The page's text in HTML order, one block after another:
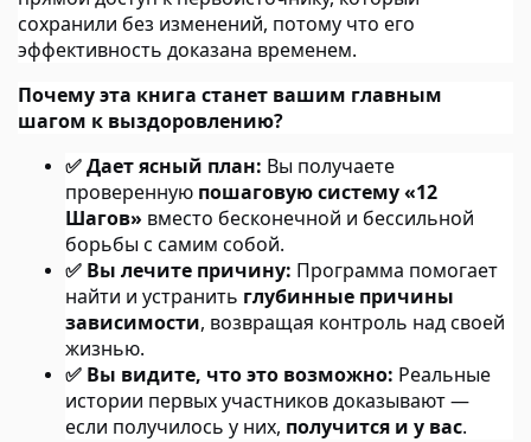
сохранили без изменений, потому что его
эффективность доказана временем.
Почему эта книга станет вашим главным
шагом к выздоровлению?
✅ Дает ясный план: Вы получаете
проверенную пошаговую систему «12
Шагов» вместо бесконечной и бессильной
борьбы с самим собой.
✅ Вы лечите причину: Программа помогает
найти и устранить глубинные причины
зависимости, возвращая контроль над своей
жизнью.
✅ Вы видите, что это возможно: Реальные
истории первых участников доказывают —
если получилось у них, получится и у вас.